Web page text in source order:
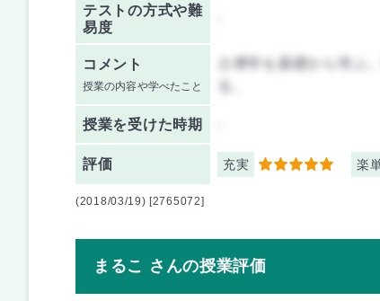
テストの方式や難
易度
コメント
授業の内容や学べたこと
土壌学を基礎から学ぶ
授業を受けた時期
評価 充実 5 楽
(2018/03/19) [2765072]
まるこ さんの授業評価